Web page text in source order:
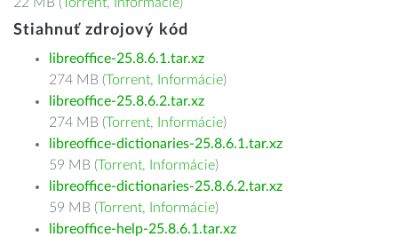
Stiahnuť zdrojový kód
libreoffice-25.8.6.1.tar.xz
274 MB (Torrent, Informácie)
libreoffice-25.8.6.2.tar.xz
274 MB (Torrent, Informácie)
libreoffice-dictionaries-25.8.6.1.tar.xz
59 MB (Torrent, Informácie)
libreoffice-dictionaries-25.8.6.2.tar.xz
59 MB (Torrent, Informácie)
libreoffice-help-25.8.6.1.tar.xz